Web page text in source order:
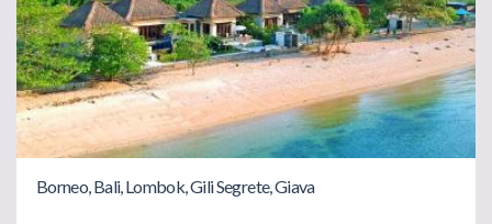
Borneo, Bali, Lombok, Gili Segrete, Giava